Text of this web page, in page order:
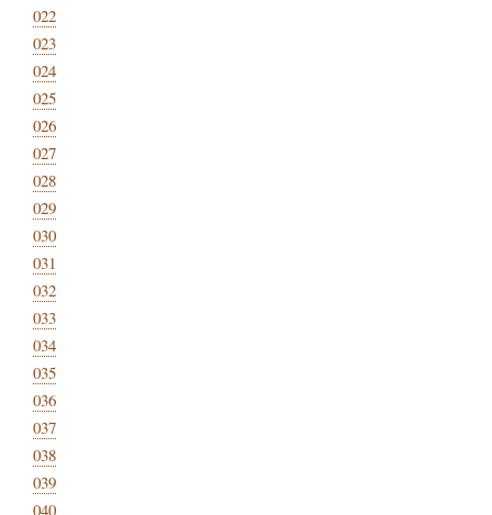
022
023
024
025
026
027
028
029
030
031
032
033
034
035
036
037
038
039
040